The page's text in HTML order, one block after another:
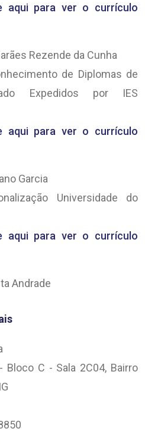
aqui para ver o currículo
Rezende da Cunha
de Diplomas de
Expedidos por IES
aqui para ver o currículo
Garcia
Universidade do
aqui para ver o currículo
Andrade
Bloco C - Sala 2C04, Bairro